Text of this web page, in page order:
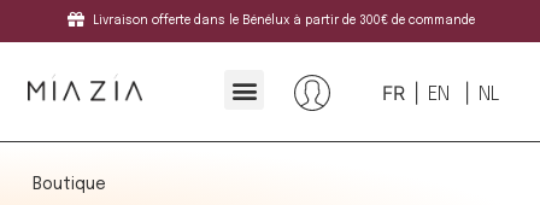
Livraison offerte dans le Bénélux à partir de 300€ de commande
FR EN NL
Boutique